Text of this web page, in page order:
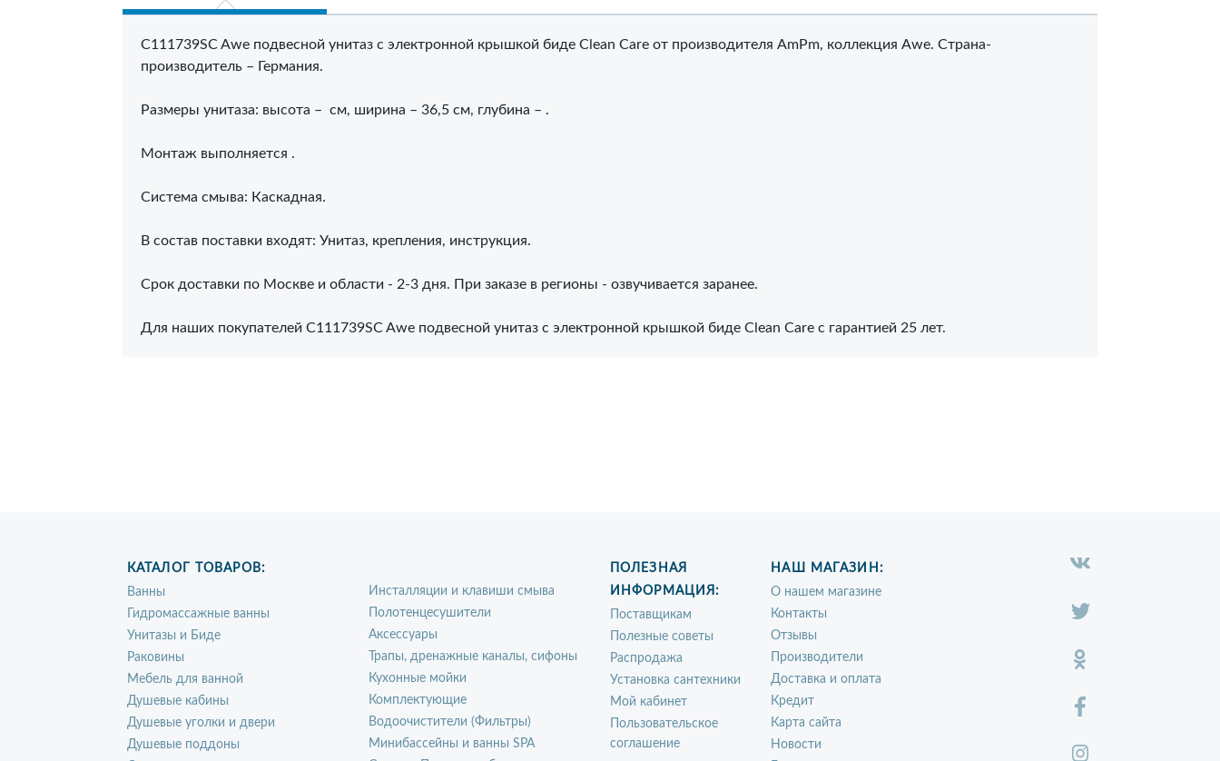
C111739SC Awe подвесной унитаз с электронной крышкой биде Clean Care от производителя AmPm, коллекция Awe. Страна-
производитель – Германия.
Размеры унитаза: высота – см, ширина – 36,5 см, глубина – .
Монтаж выполняется .
Система смыва: Каскадная.
В состав поставки входят: Унитаз, крепления, инструкция.
Срок доставки по Москве и области - 2-3 дня. При заказе в регионы - озвучивается заранее.
Для наших покупателей C111739SC Awe подвесной унитаз с электронной крышкой биде Clean Care с гарантией 25 лет.
КАТАЛОГ ТОВАРОВ:
Ванны
Гидромассажные ванны
Унитазы и Биде
Раковины
Мебель для ванной
Душевые кабины
Душевые уголки и двери
Душевые поддоны
Инсталляции и клавиши смыва
Полотенцесушители
Аксессуары
Трапы, дренажные каналы, сифоны
Кухонные мойки
Комплектующие
Водоочистители (Фильтры)
Минибассейны и ванны SPA
ПОЛЕЗНАЯ
ИНФОРМАЦИЯ:
Поставщикам
Полезные советы
Распродажа
Установка сантехники
Мой кабинет
Пользовательское
соглашение
НАШ МАГАЗИН:
О нашем магазине
Контакты
Отзывы
Производители
Доставка и оплата
Кредит
Карта сайта
Новости